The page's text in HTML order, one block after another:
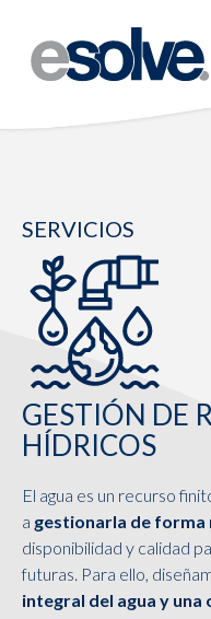
SERVICIOS
GESTIÓN DE
HÍDRICOS
El agua es un recurso
a gestionarla de forma
disponibilidad y calidad
futuras. Para ello,
integral del agua y una